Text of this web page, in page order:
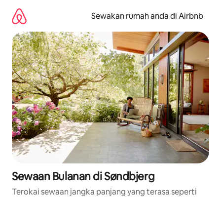
kandungan
Sewakan rumah anda di Airbnb
Sewaan Bulanan di Søndbjerg
Terokai sewaan jangka panjang yang terasa seperti